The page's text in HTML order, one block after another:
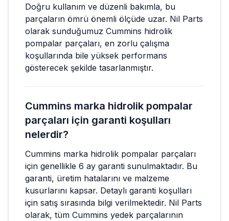
Doğru kullanım ve düzenli bakımla, bu
parçaların ömrü önemli ölçüde uzar. Nil Parts
olarak sunduğumuz Cummins hidrolik
pompalar parçaları, en zorlu çalışma
koşullarında bile yüksek performans
gösterecek şekilde tasarlanmıştır.
Cummins marka hidrolik pompalar
parçaları için garanti koşulları
nelerdir?
Cummins marka hidrolik pompalar parçaları
için genellikle 6 ay garanti sunulmaktadır. Bu
garanti, üretim hatalarını ve malzeme
kusurlarını kapsar. Detaylı garanti koşulları
için satış sırasında bilgi verilmektedir. Nil Parts
olarak, tüm Cummins yedek parçalarının